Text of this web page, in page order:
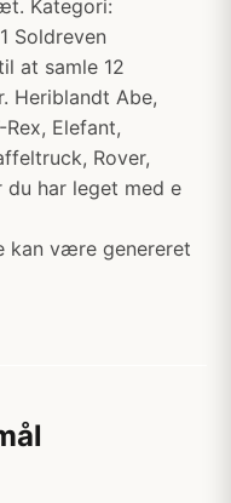
Kategori:
Soldreven
at samle 12
Heriblandt Abe,
Elefant,
Rover,
du har leget med e
kan være genereret